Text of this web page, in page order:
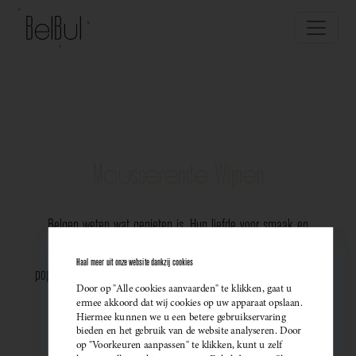
Belgen weten wat genieten is. Hun liefde voor smaak en
populariteit van Belgische mousserende wijnen. Meer dan ooit
kiezen ze bewust voor lokale bubbels — ideaal als
sprankelend aperitief of als verfijnde match bij een
gastronomisch diner. Santé!
Haal meer uit onze website dankzij cookies
Door op "Alle cookies aanvaarden" te klikken, gaat u
ermee akkoord dat wij cookies op uw apparaat opslaan.
Hiermee kunnen we u een betere gebruikservaring
bieden en het gebruik van de website analyseren. Door
op "Voorkeuren aanpassen" te klikken, kunt u zelf